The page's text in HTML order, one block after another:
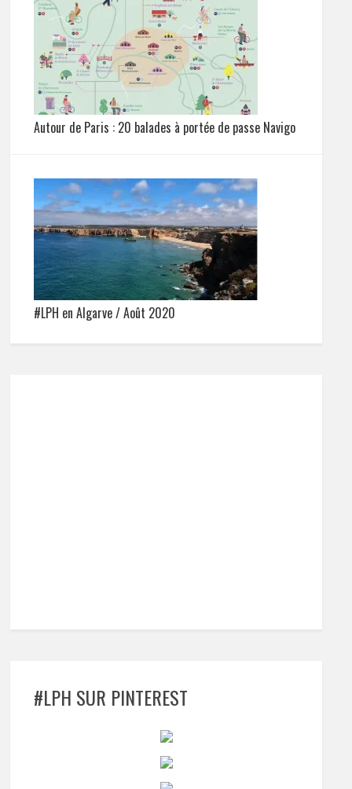
Autour de Paris : 20 balades à portée de passe Navigo
#LPH en Algarve / Août 2020
#LPH SUR PINTEREST